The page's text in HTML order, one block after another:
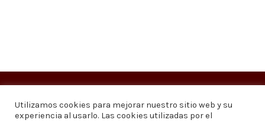
Copyright © 2026Visión 20/20 Noticias
Visión 20/20 Noticias - Edición 1.095
Utilizamos cookies para mejorar nuestro sitio web y su
experiencia al usarlo. Las cookies utilizadas por el